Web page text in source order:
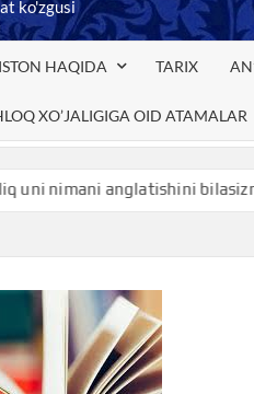
ko'zgusi
HAQIDA TARIX
XO’JALIGIGA OID ATAMALAR
anglatishini bilasizmi